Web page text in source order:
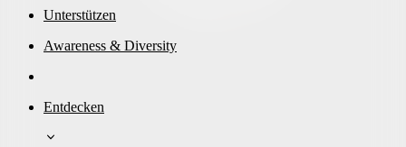
Unterstützen
Awareness & Diversity
Entdecken